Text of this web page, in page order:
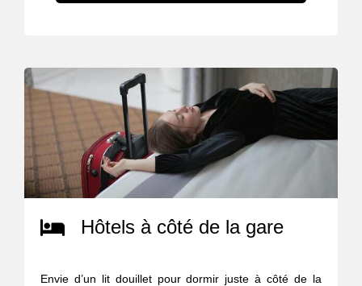
Hôtels à côté de la gare
Envie d’un lit douillet pour dormir juste à côté de la